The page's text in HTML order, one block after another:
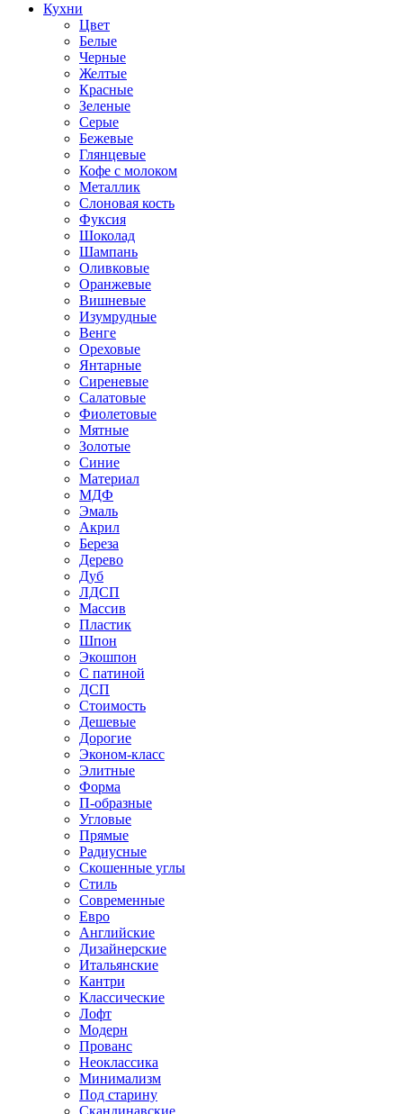
Кухни
Цвет
Белые
Черные
Желтые
Красные
Зеленые
Серые
Бежевые
Глянцевые
Кофе с молоком
Металлик
Слоновая кость
Фуксия
Шоколад
Шампань
Оливковые
Оранжевые
Вишневые
Изумрудные
Венге
Ореховые
Янтарные
Сиреневые
Салатовые
Фиолетовые
Мятные
Золотые
Синие
Материал
МДФ
Эмаль
Акрил
Береза
Дерево
Дуб
ЛДСП
Массив
Пластик
Шпон
Экошпон
С патиной
ДСП
Стоимость
Дешевые
Дорогие
Эконом-класс
Элитные
Форма
П-образные
Угловые
Прямые
Радиусные
Скошенные углы
Стиль
Современные
Евро
Английские
Дизайнерские
Итальянские
Кантри
Классические
Лофт
Модерн
Прованс
Неоклассика
Минимализм
Под старину
Скандинавские